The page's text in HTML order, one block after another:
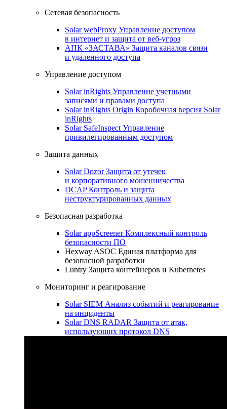
Сетевая безопасность
Solar webProxy Управление доступом
в интернет и защита от веб-угроз
АПК «ЗАСТАВА» Защита каналов связи
и удаленного доступа
Управление доступом
Solar inRights Управление учетными
записями и правами доступа
Solar inRights Origin Коробочная версия Solar
inRights
Solar SafeInspect Управление
привилегированным доступом
Защита данных
Solar DozorЗащита от утечек
и корпоративного мошенничества
DCAPКонтроль и защита
неструктурированных данных
Безопасная разработка
Solar appScreenerКомплексный контроль
безопасности ПО
Hexway ASOC Единая платформа для
безопасной разработки
Luntry Защита контейнеров и Kubernetes
Мониторинг и реагирование
Solar SIEM Анализ событий и реагирование
на инциденты
Solar DNS RADAR Защита от атак,
использующих протокол DNS